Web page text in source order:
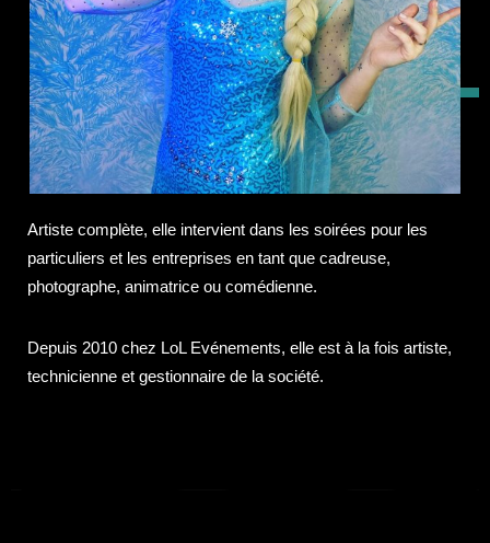
Artiste complète, elle intervient dans les soirées pour les
particuliers et les entreprises en tant que cadreuse,
photographe, animatrice ou comédienne.
Depuis 2010 chez LoL Evénements, elle est à la fois artiste,
technicienne et gestionnaire de la société.